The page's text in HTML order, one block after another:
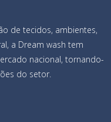
de tecidos, ambientes,
a Dream wash tem
nacional, tornando-
do setor.